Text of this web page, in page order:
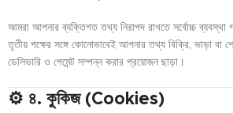
আমরা আপনার ব্যক্তিগত তথ্য নিরাপদ রাখতে সর্বোচ্চ ব্যবস্থা
তৃতীয় পক্ষের সঙ্গে কোনোভাবেই আপনার তথ্য বিক্রি, ভাড়া বা
ডেলিভারি ও পেমেন্ট সম্পন্ন করার প্রয়োজন ছাড়া।
⚙️ ৪. কুকিজ (Cookies)